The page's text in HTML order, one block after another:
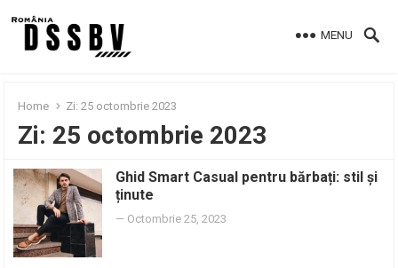
MENU
Home Zi:25 octombrie 2023
Zi: 25 octombrie 2023
Ghid Smart Casual pentru bărbați: stil și
ținute
— Octombrie 25, 2023